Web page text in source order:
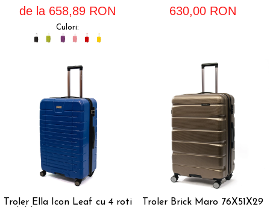
de la 658,89 RON
Culori:
630,00 RON
Troler Ella Icon Leaf cu 4 roti Troler Brick Maro 76X51X29